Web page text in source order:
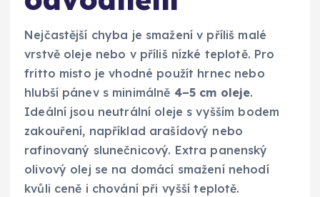
Nejčastější chyba je smažení v příliš malé
vrstvě oleje nebo v příliš nízké teplotě. Pro
fritto misto je vhodné použít hrnec nebo
hlubší pánev s minimálně 4–5 cm oleje.
Ideální jsou neutrální oleje s vyšším bodem
zakouření, například arašídový nebo
rafinovaný slunečnicový. Extra panenský
olivový olej se na domácí smažení nehodí
kvůli ceně i chování při vyšší teplotě.